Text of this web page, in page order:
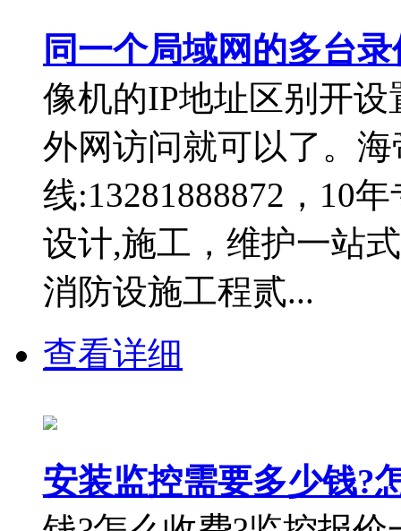
同一个局域网的多台
像机的IP地址区别开
外网访问就可以了。
线:13281888872，10
设计,施工，维护一站
消防设施工程贰...
查看详细
安装监控需要多少钱?